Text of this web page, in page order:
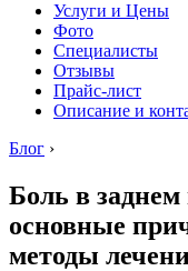
Услуги и Цены
Фото
Специалисты
Отзывы
Прайс-лист
Описание и
Блог ›
Боль в
основные
методы